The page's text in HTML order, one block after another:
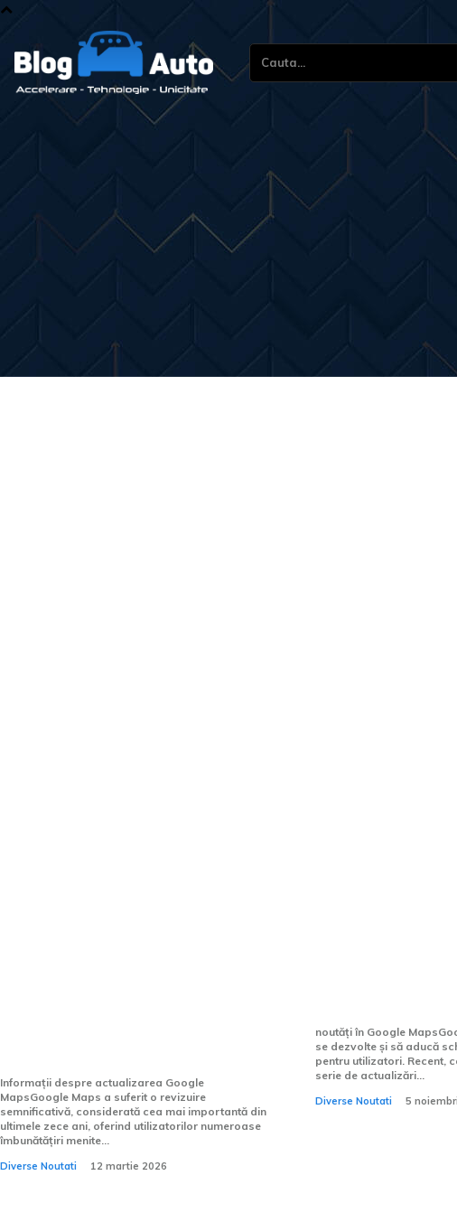
Cauta...
Informații despre actualizarea Google
MapsGoogle Maps a suferit o revizuire
semnificativă, considerată cea mai importantă din
ultimele zece ani, oferind utilizatorilor numeroase
îmbunătățiri menite...
Diverse Noutati 12 martie 2026
noutăți în Google
se dezvolte și să aducă
pentru utilizatori. Recent,
serie de actualizări...
Diverse Noutati 5